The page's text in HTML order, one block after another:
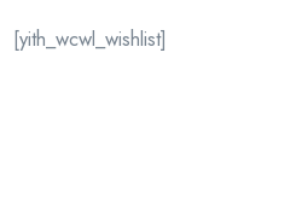
[yith_wcwl_wishlist]